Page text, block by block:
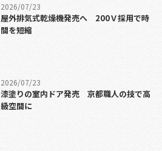
2026/07/23
屋外排気式乾燥機発売へ 200Ｖ採用で時
間を短縮
2026/07/23
漆塗りの室内ドア発売 京都職人の技で高
級空間に